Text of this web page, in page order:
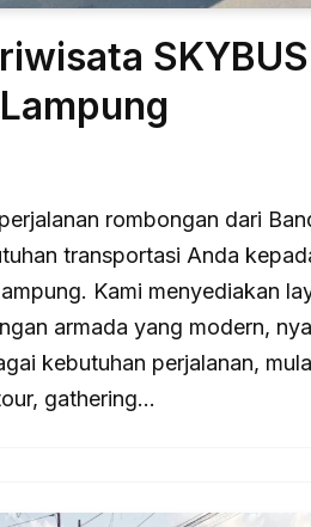
SKYBUS
rombongan dari
transportasi Anda
Kami menyediakan
armada yang modern,
kebutuhan perjalanan,
gathering…